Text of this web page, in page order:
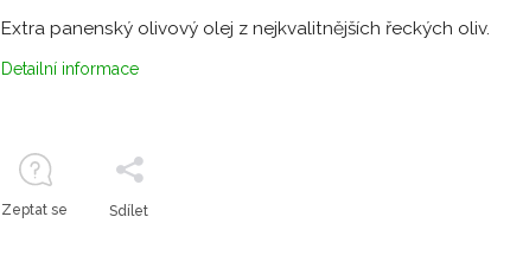
Extra panenský olivový olej z nejkvalitnějších řeckých oliv.
Detailní informace
Zeptat se Sdílet